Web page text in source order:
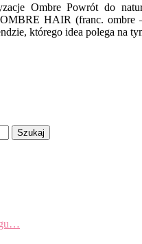
Ombre Powrót do
OMBRE HAIR (franc.
którego idea polega na